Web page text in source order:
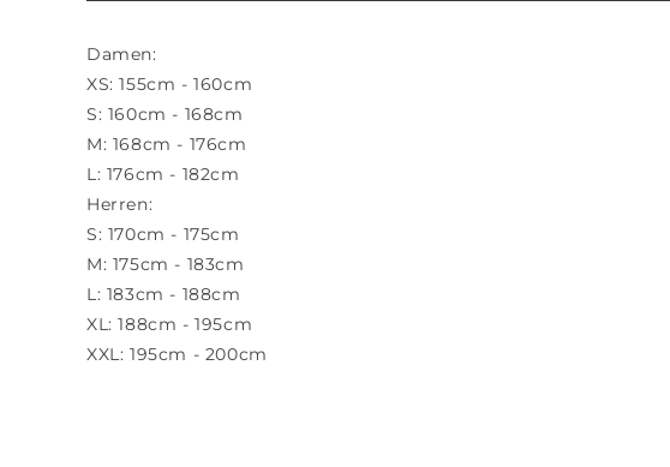
Damen:
XS: 155cm - 160cm
S: 160cm - 168cm
M: 168cm - 176cm
L: 176cm - 182cm
Herren:
S: 170cm - 175cm
M: 175cm - 183cm
L: 183cm - 188cm
XL: 188cm - 195cm
XXL: 195cm - 200cm